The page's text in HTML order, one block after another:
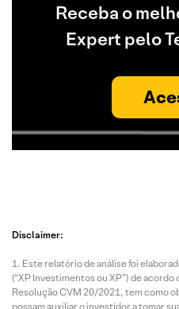
Receba o
Expert pelo
Disclaimer:
Este relatório de análise foi
(“XP Investimentos ou XP”) de
Resolução CVM 20/2021, tem como
possam auxiliar o investidor a tomar